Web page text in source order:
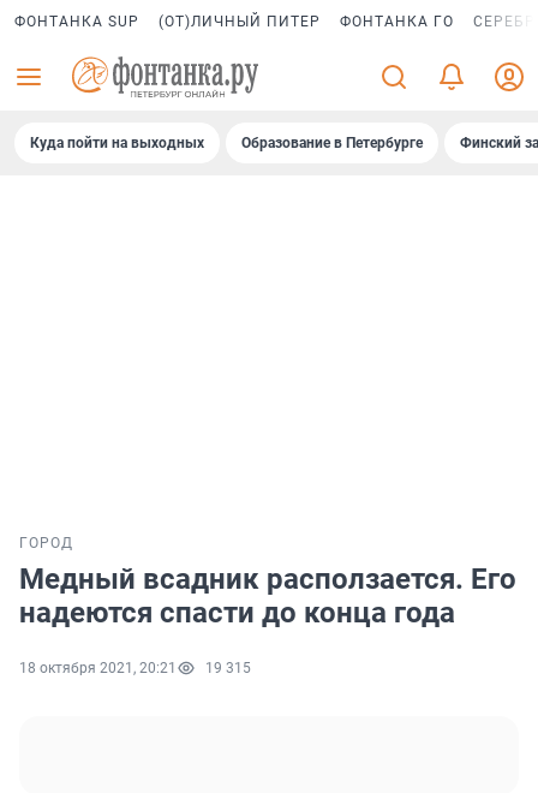
ФОНТАНКА SUP (ОТ)ЛИЧНЫЙ ПИТЕР ФОНТАНКА ГО
Куда пойти на выходных Образование в Петербурге Финский
ГОРОД
Медный всадник расползается. Его
надеются спасти до конца года
18 октября 2021, 20:21 19 315